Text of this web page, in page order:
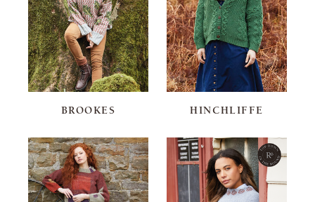
BROOKES HINCHLIFFE